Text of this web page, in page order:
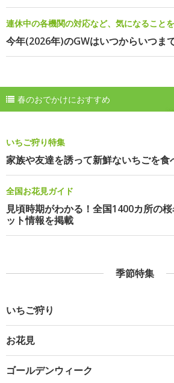
連休中の各機関の対応など、気になること
今年(2026年)のGWはいつからいつま
春のおでかけにおすすめ
いちご狩り特集
家族や友達を誘って新鮮ないちごを食
全国お花見ガイド
見頃時期がわかる！全国1400カ所の
ット情報を掲載
季節特集
いちご狩り
お花見
ゴールデンウィーク